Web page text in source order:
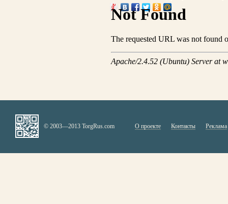
© 2003—2013 TorgRus.com О проекте Контакты Реклама